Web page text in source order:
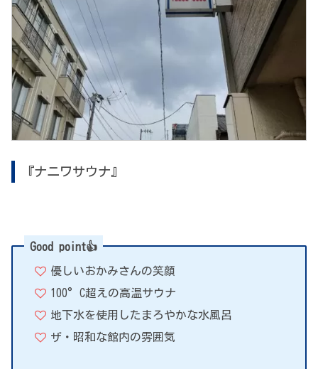
『ナニワサウナ』
Good point👍
優しいおかみさんの笑顔
100°C超えの高温サウナ
地下水を使用したまろやかな水風呂
ザ・昭和な館内の雰囲気